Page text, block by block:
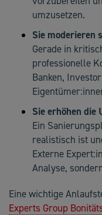
umzusetzen.
Sie moderieren
Gerade in
professionelle
Banken,
Sie erhöhen
Ein
realistisch ist
Externe
Analyse,
Eine wichtige
Experts Group